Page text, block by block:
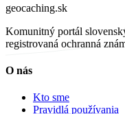
geocaching.sk
Komunitný portál
registrovaná ochranná
O nás
Kto sme
Pravidlá používania